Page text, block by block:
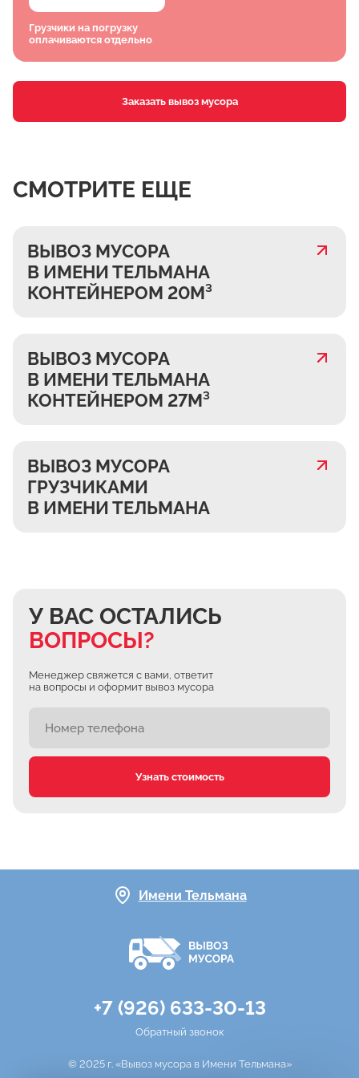
Грузчики на погрузку
оплачиваются отдельно
Заказать вывоз мусора
СМОТРИТЕ ЕЩЕ
ВЫВОЗ МУСОРА
В ИМЕНИ ТЕЛЬМАНА
КОНТЕЙНЕРОМ 20М³
ВЫВОЗ МУСОРА
В ИМЕНИ ТЕЛЬМАНА
КОНТЕЙНЕРОМ 27М³
ВЫВОЗ МУСОРА
ГРУЗЧИКАМИ
В ИМЕНИ ТЕЛЬМАНА
У ВАС ОСТАЛИСЬ
ВОПРОСЫ?
Менеджер свяжется с вами, ответит
на вопросы и оформит вывоз мусора
Узнать стоимость
Имени Тельмана
+7 (926) 633-30-13
Обратный звонок
© 2025 г. «Вывоз мусора в Имени Тельмана»